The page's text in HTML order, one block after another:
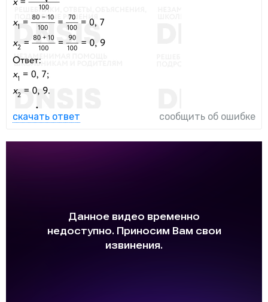
скачать ответ сообщить об ошибке